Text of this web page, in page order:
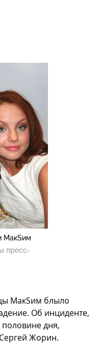
МакSим
пресс-
MакSим блыло
Об инциденте,
дня,
Жорин.